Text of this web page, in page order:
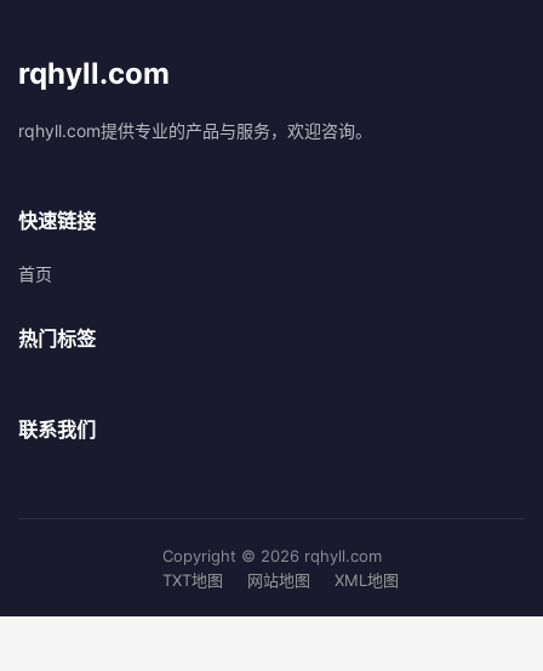
rqhyll.com
rqhyll.com提供专业的产品与服务，欢迎咨询。
快速链接
首页
热门标签
联系我们
Copyright © 2026 rqhyll.com
TXT地图
网站地图 XML地图